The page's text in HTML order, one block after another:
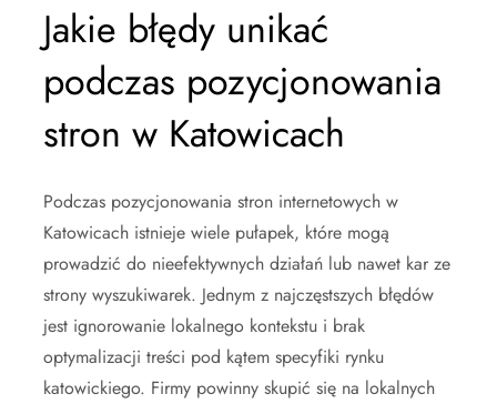
Jakie błędy unikać
podczas pozycjonowania
stron w Katowicach
Podczas pozycjonowania stron internetowych w
Katowicach istnieje wiele pułapek, które mogą
prowadzić do nieefektywnych działań lub nawet kar ze
strony wyszukiwarek. Jednym z najczęstszych błędów
jest ignorowanie lokalnego kontekstu i brak
optymalizacji treści pod kątem specyfiki rynku
katowickiego. Firmy powinny skupić się na lokalnych